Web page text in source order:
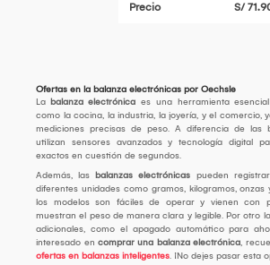
Precio S/
Ofertas en la balanza electrónicas por Oechsle
La balanza electrónica es una herramienta
como la cocina, la industria, la joyería, y el comercio,
mediciones precisas de peso. A diferencia de las
utilizan sensores avanzados y tecnología digital
exactos en cuestión de segundos.
Además, las
balanzas electrónicas pueden
diferentes unidades como gramos, kilogramos, onzas
los modelos son fáciles de operar y vienen con
muestran el peso de manera clara y legible. Por otro
adicionales, como el apagado automático para
interesado en comprar una balanza electrónica,
ofertas en balanzas inteligentes. ¡No dejes pasar esta